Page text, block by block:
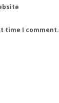
time I comment.